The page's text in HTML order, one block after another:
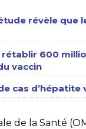
étude révèle
rétablir 600
vaccin
cas d’hépatite
de la Santé